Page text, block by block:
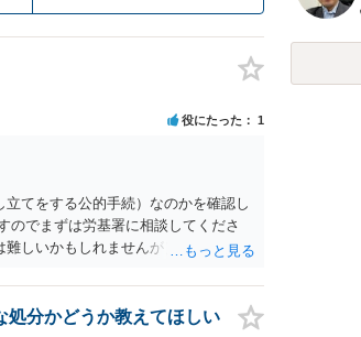
役にたった 1
てをする公的手続）なのかを確認し
のでまずは労基署に相談してくださ
しいかもしれませんが）賃金などの
金の立替事業を行っています。詳しく
相談時間：土日祝日を除く9:15～17:0
処分かどうか教えてほしい